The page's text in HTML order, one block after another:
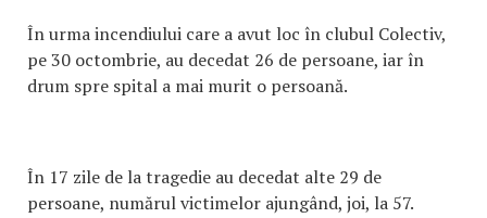
În urma incendiului care a avut loc în clubul Colectiv,
pe 30 octombrie, au decedat 26 de persoane, iar în
drum spre spital a mai murit o persoană.
În 17 zile de la tragedie au decedat alte 29 de
persoane, numărul victimelor ajungând, joi, la 57.